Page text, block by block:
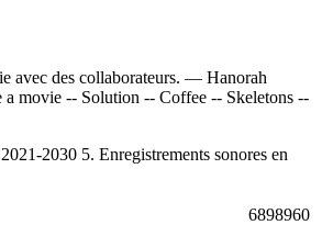
avec des collaborateurs. — Hanorah
movie -- Solution -- Coffee -- Skeletons --
2030 5. Enregistrements sonores en
6898960